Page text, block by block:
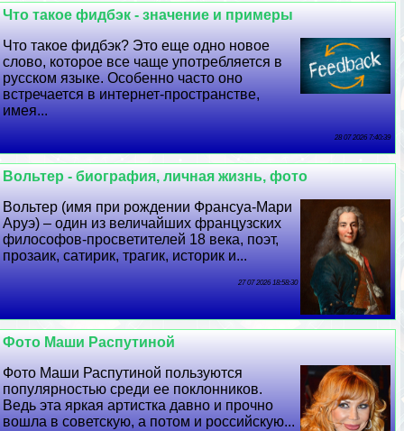
Что такое фидбэк - значение и примеры
Что такое фидбэк? Это еще одно новое
слово, которое все чаще употрeбляется в
русском языке. Особенно часто оно
встречается в интернет-прострaнcтве,
имея...
28 07 2026 7:40:39
Вольтер - биография, личная жизнь, фото
Вольтер (имя при рождении Франсуа-Мари
Аруэ) – один из величайших французских
философов-просветителей 18 века, поэт,
прозаик, сатирик, трагик, историк и...
27 07 2026 18:58:30
Фото Маши Распутиной
Фото Маши Распутиной пользуются
популярностью среди ее поклонников.
Ведь эта яркая артистка давно и прочно
вошла в советскую, а потом и российскую...